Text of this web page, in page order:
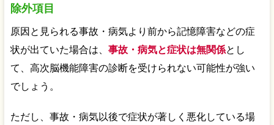
除外項目
原因と見られる事故・病気より前から記憶障害などの症
状が出ていた場合は、 事故・病気と症状は無関係とし
て、高次脳機能障害の診断を受けられない可能性が強い
でしょう。
ただし、事故・病気以後で症状が著しく悪化している場